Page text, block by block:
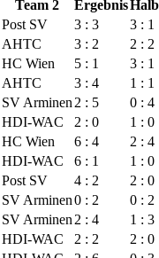
Team 2 Ergebnis
Post SV 3 : 3
3 : 1
AHTC 3 : 2
2 : 2
HC Wien 5 : 1
3 : 1
AHTC 3 : 4
1 : 1
SV Arminen 2 : 5
0 : 4
HDI-WAC 2 : 0
1 : 0
HC Wien 6 : 4
2 : 4
HDI-WAC 6 : 1
1 : 0
Post SV 4 : 2
2 : 0
SV Arminen0 : 2
0 : 2
SV Arminen 2 : 4
1 : 3
HDI-WAC 2 : 2
2 : 0